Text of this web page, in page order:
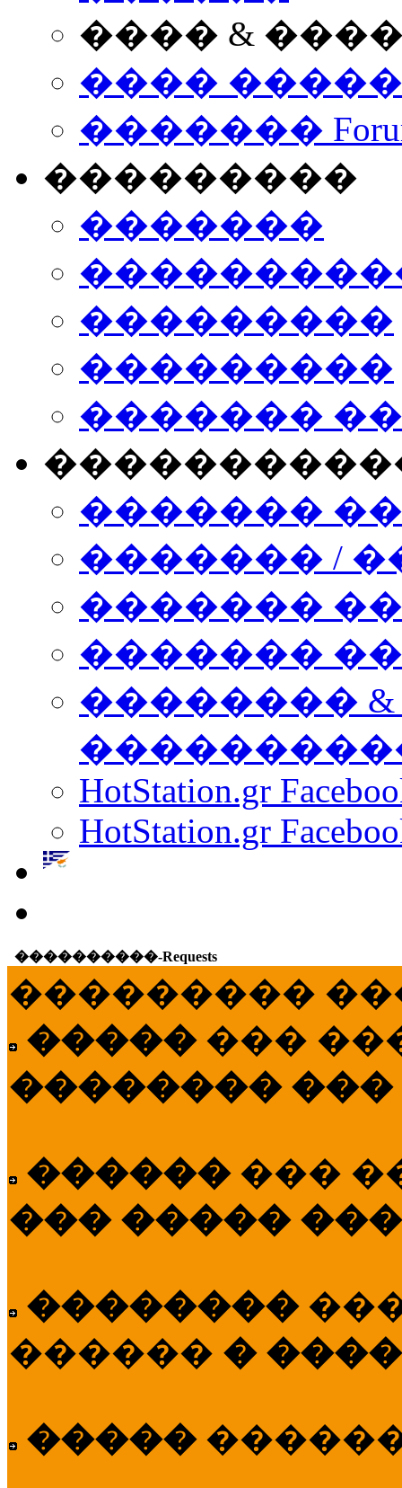
���� &
����
�������
���������
�������
���������
���������
�������
�������
������� /
�������
������� ���
��������
HotStation.gr
HotStation.gr
����������-Requests
���������
����� ���
�������� ���
������ ���
��� �����
��������
������ �
�����